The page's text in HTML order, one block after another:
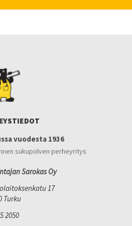
vuodesta 1936
sukupolven perheyritys
Sarokas Oy
17
Turku
2050